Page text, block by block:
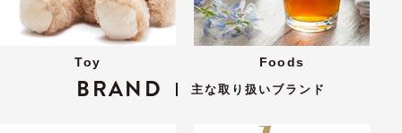
Toy Foods
BRAND 主な取り扱いブランド